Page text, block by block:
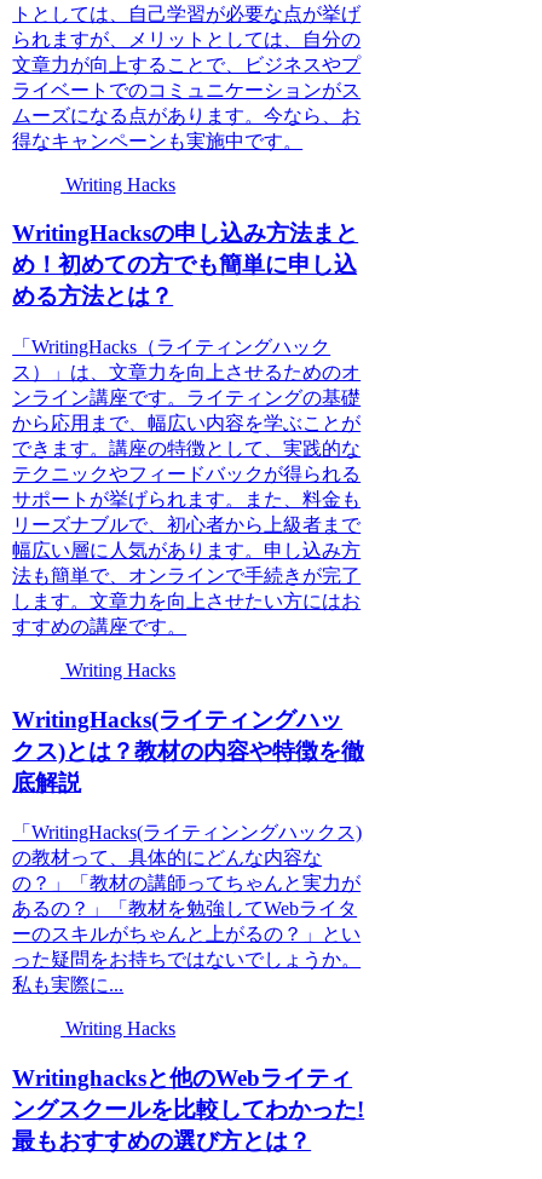
トとしては、自己学習が必要な点が挙げ
られますが、メリットとしては、自分の
文章力が向上することで、ビジネスやプ
ライベートでのコミュニケーションがス
ムーズになる点があります。今なら、お
得なキャンペーンも実施中です。
Writing Hacks
WritingHacksの申し込み方法まと
め！初めての方でも簡単に申し込
める方法とは？
「WritingHacks（ライティングハック
ス）」は、文章力を向上させるためのオ
ンライン講座です。ライティングの基礎
から応用まで、幅広い内容を学ぶことが
できます。講座の特徴として、実践的な
テクニックやフィードバックが得られる
サポートが挙げられます。また、料金も
リーズナブルで、初心者から上級者まで
幅広い層に人気があります。申し込み方
法も簡単で、オンラインで手続きが完了
します。文章力を向上させたい方にはお
すすめの講座です。
Writing Hacks
WritingHacks(ライティングハッ
クス)とは？教材の内容や特徴を徹
底解説
「WritingHacks(ライティンングハックス)
の教材って、具体的にどんな内容な
の？」「教材の講師ってちゃんと実力が
あるの？」「教材を勉強してWebライタ
ーのスキルがちゃんと上がるの？」とい
った疑問をお持ちではないでしょうか。
私も実際に...
Writing Hacks
Writinghacksと他のWebライティ
ングスクールを比較してわかった!
最もおすすめの選び方とは？